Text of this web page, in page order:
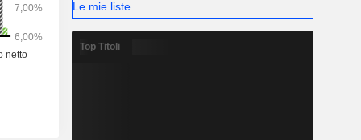
Le mie liste
Top Titoli